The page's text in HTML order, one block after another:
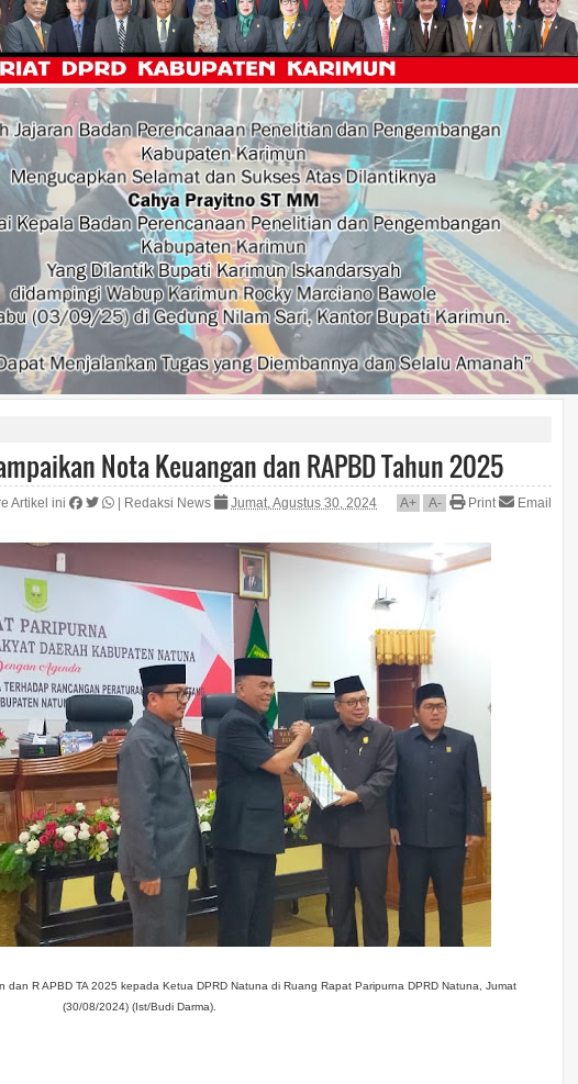
Nota Keuangan dan RAPBD Tahun 2025
Artikel ini Redaksi News Jumat, Agustus 30, 2024 A+ A- Print Email
R APBD TA 2025 kepada Ketua DPRD Natuna di Ruang Rapat Paripurna DPRD Natuna, Jumat
(30/08/2024) (Ist/Budi Darma).